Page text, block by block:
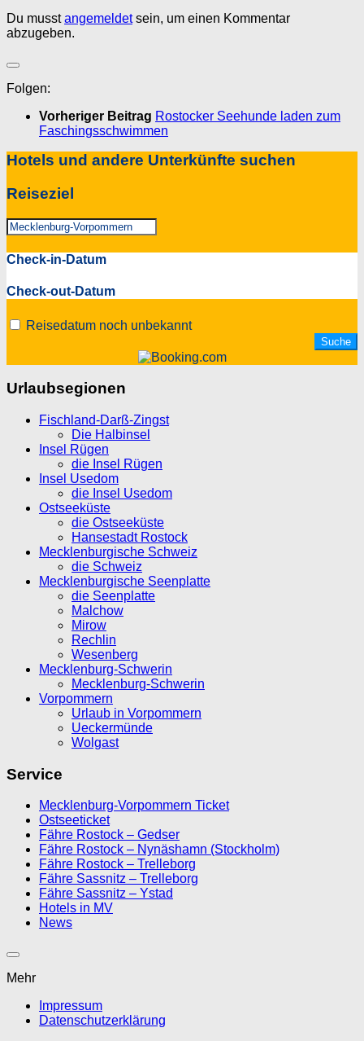
Du musstangemeldetsein, um einen Kommentar
abzugeben.
Folgen:
Vorheriger Beitrag Rostocker Seehunde laden zum
Faschingsschwimmen
Hotels und andere Unterkünfte suchen
Reiseziel
Check-in-Datum
Check-out-Datum
Reisedatum noch unbekannt
Urlaubsegionen
Fischland-Darß-Zingst
Die Halbinsel
Insel Rügen
die Insel Rügen
Insel Usedom
die Insel Usedom
Ostseeküste
die Ostseeküste
Hansestadt Rostock
Mecklenburgische Schweiz
die Schweiz
Mecklenburgische Seenplatte
die Seenplatte
Malchow
Mirow
Rechlin
Wesenberg
Mecklenburg-Schwerin
Mecklenburg-Schwerin
Vorpommern
Urlaub in Vorpommern
Ueckermünde
Wolgast
Service
Mecklenburg-Vorpommern Ticket
Ostseeticket
Fähre Rostock – Gedser
Fähre Rostock – Nynäshamn (Stockholm)
Fähre Rostock – Trelleborg
Fähre Sassnitz – Trelleborg
Fähre Sassnitz – Ystad
Hotels in MV
News
Mehr
Impressum
Datenschutzerklärung